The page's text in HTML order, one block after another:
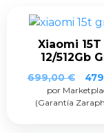
Xiaomi 15T
12/512Gb
699,00€
El
por
(Garantía